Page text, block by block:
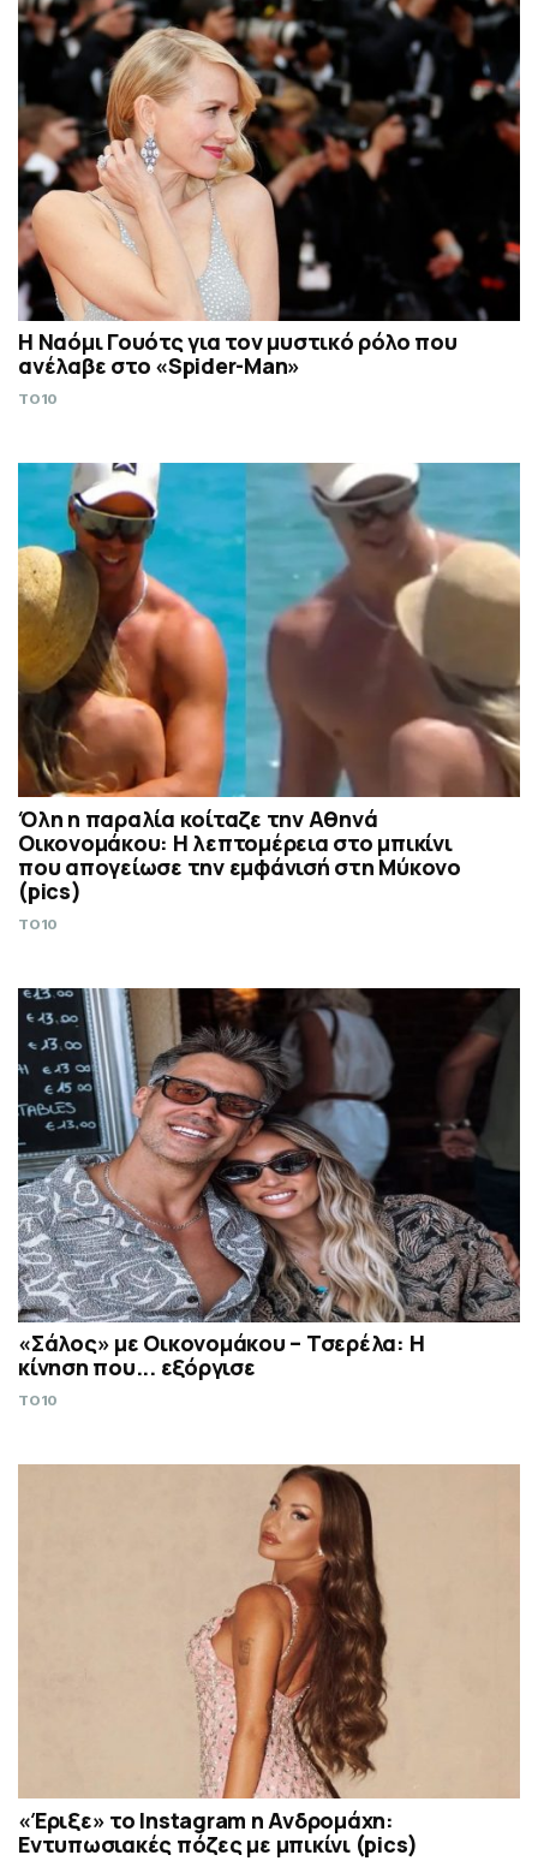
Η Ναόμι Γουότς για τον μυστικό ρόλο που
ανέλαβε στο «Spider-Man»
TO10
Όλη η παραλία κοίταζε την Αθηνά
Οικονομάκου: Η λεπτομέρεια στο μπικίνι
που απογείωσε την εμφάνισή στη Μύκονο
(pics)
TO10
«Σάλος» με Οικονομάκου – Τσερέλα: Η
κίνηση που... εξόργισε
TO10
«Έριξε» το Instagram η Ανδρομάχη:
Εντυπωσιακές πόζες με μπικίνι (pics)